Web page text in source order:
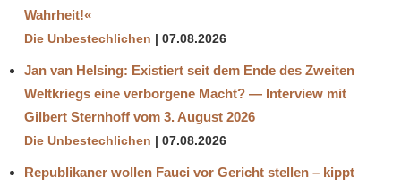
Wahrheit!«
Die Unbestechlichen 07.08.2026
Jan van Helsing: Existiert seit dem Ende des Zweiten
Weltkriegs eine verborgene Macht? — Interview mit
Gilbert Sternhoff vom 3. August 2026
Die Unbestechlichen 07.08.2026
Republikaner wollen Fauci vor Gericht stellen – kippt